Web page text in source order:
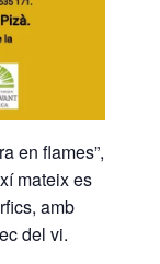
en flames”,
mateix es
amb
del vi.